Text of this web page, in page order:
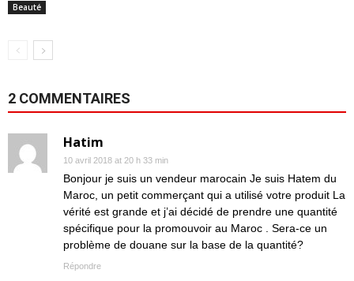
Beauté
2 COMMENTAIRES
Hatim
10 avril 2018 at 20 h 33 min
Bonjour je suis un vendeur marocain Je suis Hatem du
Maroc, un petit commerçant qui a utilisé votre produit La
vérité est grande et j’ai décidé de prendre une quantité
spécifique pour la promouvoir au Maroc . Sera-ce un
problème de douane sur la base de la quantité?
Répondre